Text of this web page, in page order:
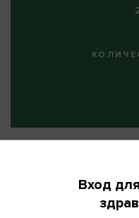
Цисплатин (только если
Сопутствующая медикация:
Вход